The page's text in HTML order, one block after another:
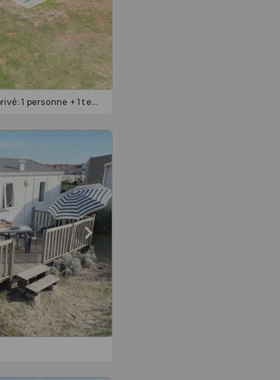
Emplacement 100 m2 avec sanitaire privé: 1 personne + 1 tente ou 1 véhicule + électr. En supp 5pers